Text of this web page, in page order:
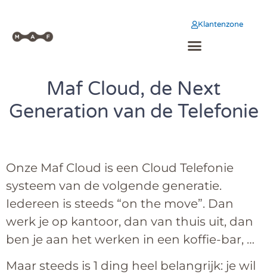
Klantenzone
Maf Cloud, de Next
Generation van de Telefonie
Onze Maf Cloud is een Cloud Telefonie
systeem van de volgende generatie.
Iedereen is steeds “on the move”. Dan
werk je op kantoor, dan van thuis uit, dan
ben je aan het werken in een koffie-bar, …
Maar steeds is 1 ding heel belangrijk: je wil